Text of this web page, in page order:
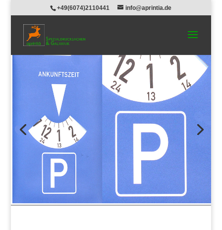
+49(6074)2110441 info@aprintia.de